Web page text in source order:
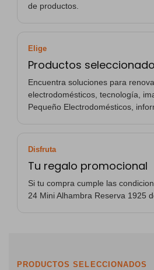
de productos.
Elige
Productos
Encuentra soluciones para
electrodomésticos, tecnología,
Pequeño Electrodomésticos,
Disfruta
Tu regalo promocional
Si tu compra cumple las
24 Mini Alhambra Reserva 1925
PRODUCTOS SELECCIONADOS